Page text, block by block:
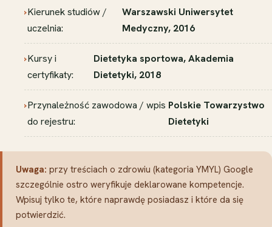
Kierunek studiów /
uczelnia:
Warszawski Uniwersytet
Medyczny, 2016
Kursy i
certyfikaty:
Dietetyka sportowa, Akademia
Dietetyki, 2018
Przynależność zawodowa / wpis
do rejestru:
Polskie Towarzystwo
Dietetyki
Uwaga: przy treściach o zdrowiu (kategoria YMYL) Google
szczególnie ostro weryfikuje deklarowane kompetencje.
Wpisuj tylko te, które naprawdę posiadasz i które da się
potwierdzić.